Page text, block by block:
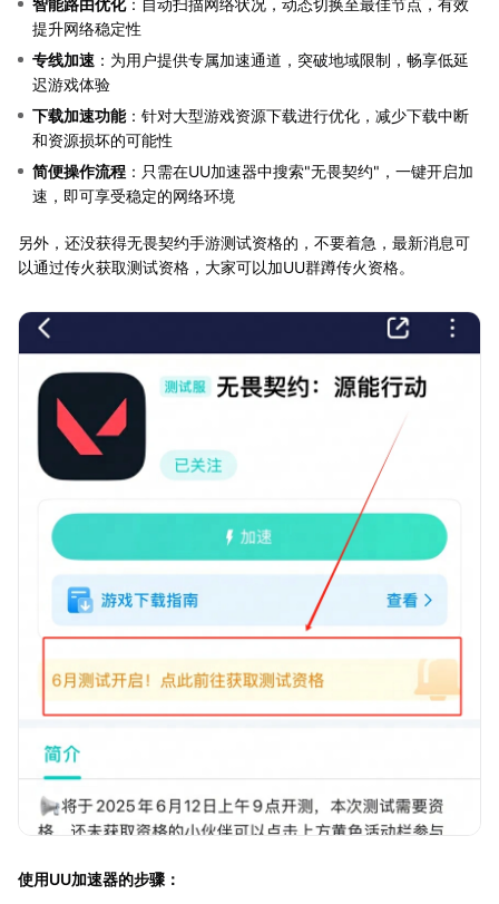
提升网络稳定性
专线加速 ：为用户提供专属加速通道，突破地域限制，畅享低延
迟游戏体验
下载加速功能：针对大型游戏资源下载进行优化，减少下载中断
和资源损坏的可能性
简便操作流程 ：只需在UU加速器中搜索"无畏契约"，一键开启加
速，即可享受稳定的网络环境
另外，还没获得无畏契约手游测试资格的，不要着急，最新消息可
以通过传火获取测试资格，大家可以加UU群蹲传火资格。
使用UU加速器的步骤：